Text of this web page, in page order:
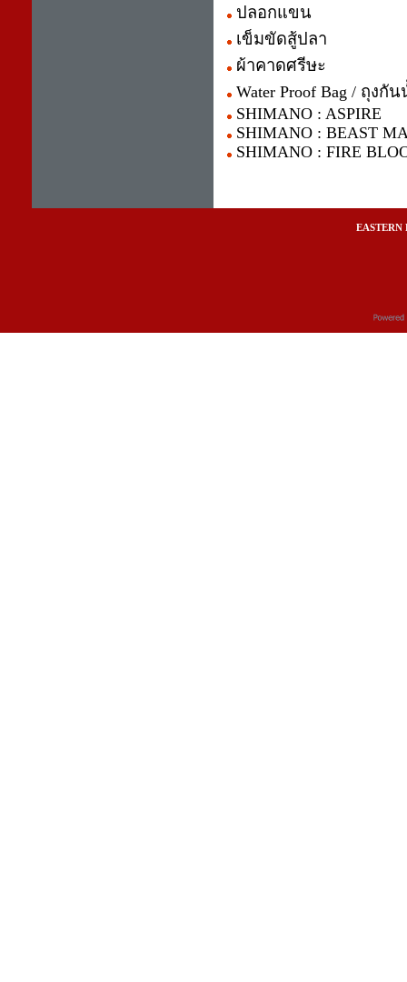
ปลอกแขน
เข็มขัดสู้ปลา
ผ้าคาดศรีษะ
Water Proof Bag / ถุงกัน
SHIMANO : ASPIRE
SHIMANO : BEAST
SHIMANO : FIRE
EASTERN